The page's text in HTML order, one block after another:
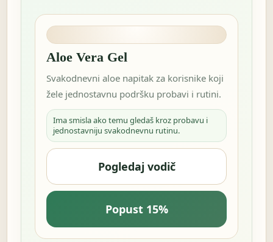
Aloe Vera Gel
Svakodnevni aloe napitak za korisnike koji
žele jednostavnu podršku probavi i rutini.
Ima smisla ako temu gledaš kroz probavu i
jednostavniju svakodnevnu rutinu.
Pogledaj vodič
Popust 15%